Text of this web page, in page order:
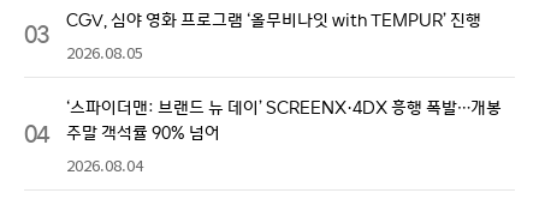
03 CGV, 심야 영화 프로그램 ‘올무비나잇 with TEMPUR’ 진행
2026.08.05
04
‘스파이더맨: 브랜드 뉴 데이’ SCREENX·4DX 흥행 폭발…개봉
주말 객석률 90% 넘어
2026.08.04